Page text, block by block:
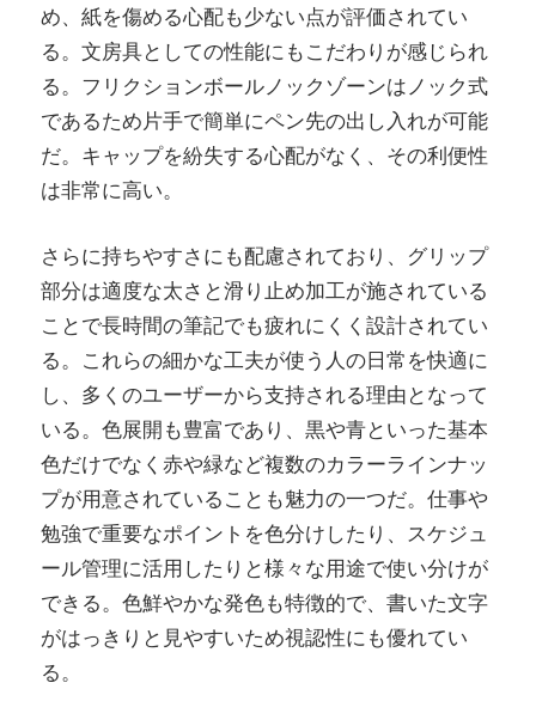
め、紙を傷める心配も少ない点が評価されてい
る。文房具としての性能にもこだわりが感じられ
る。フリクションボールノックゾーンはノック式
であるため片手で簡単にペン先の出し入れが可能
だ。キャップを紛失する心配がなく、その利便性
は非常に高い。
さらに持ちやすさにも配慮されており、グリップ
部分は適度な太さと滑り止め加工が施されている
ことで長時間の筆記でも疲れにくく設計されてい
る。これらの細かな工夫が使う人の日常を快適に
し、多くのユーザーから支持される理由となって
いる。色展開も豊富であり、黒や青といった基本
色だけでなく赤や緑など複数のカラーラインナッ
プが用意されていることも魅力の一つだ。仕事や
勉強で重要なポイントを色分けしたり、スケジュ
ール管理に活用したりと様々な用途で使い分けが
できる。色鮮やかな発色も特徴的で、書いた文字
がはっきりと見やすいため視認性にも優れてい
る。